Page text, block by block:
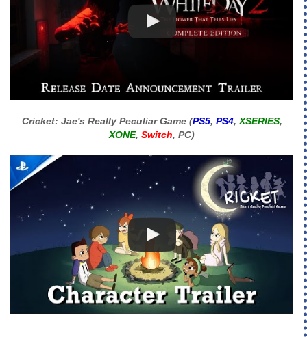
Cricket: Jae's Really Peculiar Game (PS5, PS4, XSERIES,
XONE, Switch, PC)